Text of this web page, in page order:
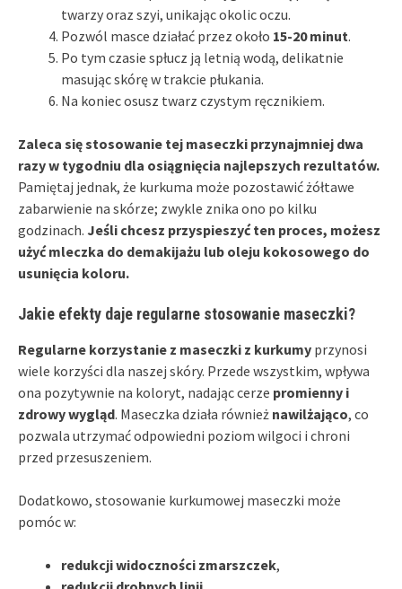
twarzy oraz szyi, unikając okolic oczu.
Pozwól masce działać przez około 15-20 minut.
Po tym czasie spłucz ją letnią wodą, delikatnie
masując skórę w trakcie płukania.
Na koniec osusz twarz czystym ręcznikiem.
Zaleca się stosowanie tej maseczki przynajmniej dwa
razy w tygodniu dla osiągnięcia najlepszych rezultatów.
Pamiętaj jednak, że kurkuma może pozostawić żółtawe
zabarwienie na skórze; zwykle znika ono po kilku
godzinach. Jeśli chcesz przyspieszyć ten proces, możesz
użyć mleczka do demakijażu lub oleju kokosowego do
usunięcia koloru.
Jakie efekty daje regularne stosowanie maseczki?
Regularne korzystanie z maseczki z kurkumy przynosi
wiele korzyści dla naszej skóry. Przede wszystkim, wpływa
ona pozytywnie na koloryt, nadając cerze promienny i
zdrowy wygląd. Maseczka działa również nawilżająco, co
pozwala utrzymać odpowiedni poziom wilgoci i chroni
przed przesuszeniem.
Dodatkowo, stosowanie kurkumowej maseczki może
pomóc w:
redukcji widoczności zmarszczek,